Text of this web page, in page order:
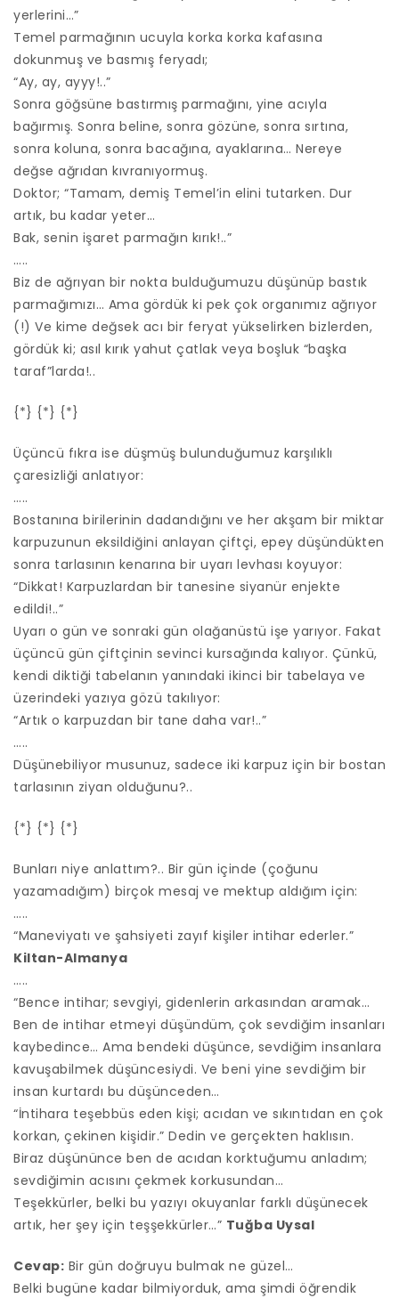
yerlerini…”
Temel parmağının ucuyla korka korka kafasına
dokunmuş ve basmış feryadı;
“Ay, ay, ayyy!..”
Sonra göğsüne bastırmış parmağını, yine acıyla
bağırmış. Sonra beline, sonra gözüne, sonra sırtına,
sonra koluna, sonra bacağına, ayaklarına… Nereye
değse ağrıdan kıvranıyormuş.
Doktor; “Tamam, demiş Temel’in elini tutarken. Dur
artık, bu kadar yeter…
Bak, senin işaret parmağın kırık!..”
…..
Biz de ağrıyan bir nokta bulduğumuzu düşünüp bastık
parmağımızı… Ama gördük ki pek çok organımız ağrıyor
(!) Ve kime değsek acı bir feryat yükselirken bizlerden,
gördük ki; asıl kırık yahut çatlak veya boşluk “başka
taraf”larda!..
{*} {*} {*}
Üçüncü fıkra ise düşmüş bulunduğumuz karşılıklı
çaresizliği anlatıyor:
…..
Bostanına birilerinin dadandığını ve her akşam bir miktar
karpuzunun eksildiğini anlayan çiftçi, epey düşündükten
sonra tarlasının kenarına bir uyarı levhası koyuyor:
“Dikkat! Karpuzlardan bir tanesine siyanür enjekte
edildi!..”
Uyarı o gün ve sonraki gün olağanüstü işe yarıyor. Fakat
üçüncü gün çiftçinin sevinci kursağında kalıyor. Çünkü,
kendi diktiği tabelanın yanındaki ikinci bir tabelaya ve
üzerindeki yazıya gözü takılıyor:
“Artık o karpuzdan bir tane daha var!..”
…..
Düşünebiliyor musunuz, sadece iki karpuz için bir bostan
tarlasının ziyan olduğunu?..
{*} {*} {*}
Bunları niye anlattım?.. Bir gün içinde (çoğunu
yazamadığım) birçok mesaj ve mektup aldığım için:
…..
“Maneviyatı ve şahsiyeti zayıf kişiler intihar ederler.”
Kiltan-Almanya
…..
“Bence intihar; sevgiyi, gidenlerin arkasından aramak…
Ben de intihar etmeyi düşündüm, çok sevdiğim insanları
kaybedince… Ama bendeki düşünce, sevdiğim insanlara
kavuşabilmek düşüncesiydi. Ve beni yine sevdiğim bir
insan kurtardı bu düşünceden…
“İntihara teşebbüs eden kişi; acıdan ve sıkıntıdan en çok
korkan, çekinen kişidir.” Dedin ve gerçekten haklısın.
Biraz düşününce ben de acıdan korktuğumu anladım;
sevdiğimin acısını çekmek korkusundan…
Teşekkürler, belki bu yazıyı okuyanlar farklı düşünecek
artık, her şey için teşşekkürler…” Tuğba Uysal
Cevap: Bir gün doğruyu bulmak ne güzel…
Belki bugüne kadar bilmiyorduk, ama şimdi öğrendik